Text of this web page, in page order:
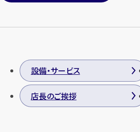
設備・サービス
店長のご挨拶